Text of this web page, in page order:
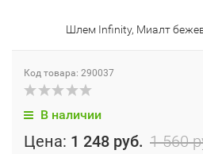
Шлем Infinity, Миалт
Код товара: 290037
В наличии
Цена: 1 248 руб. 1 560